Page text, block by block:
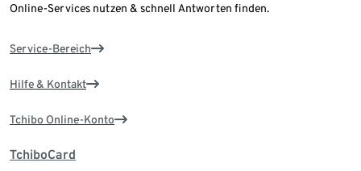
Online-Services nutzen & schnell Antworten finden.
Service-Bereich
Hilfe & Kontakt
Tchibo Online-Konto
TchiboCard